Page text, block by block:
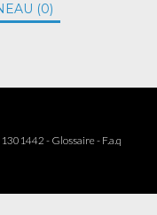
(0)
1301442 -Glossaire- F.a.q